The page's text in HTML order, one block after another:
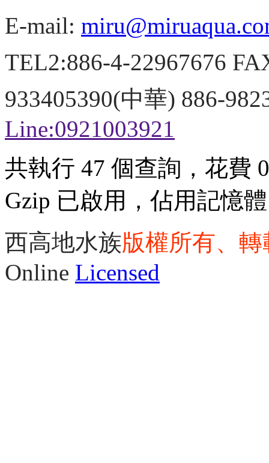
E-mail:
TEL2:886-4-22967676
933405390(中華) 886-
Line:0921003921
共執行 47 個查詢，花費
Gzip 已啟用，佔用記憶
西高地水族版權所有、
Online Licensed